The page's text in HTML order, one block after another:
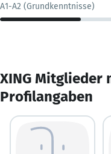
A1-A2 (Grundkenntnisse)
XING Mitglieder
Profilangaben